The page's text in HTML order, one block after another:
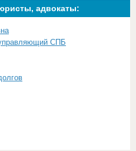
адвокаты:
СПБ